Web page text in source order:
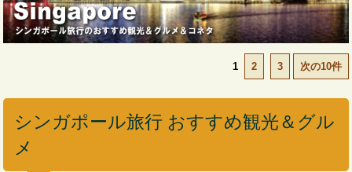
1 2 3 次の10件
シンガポール旅行 おすすめ観光＆グル
メ